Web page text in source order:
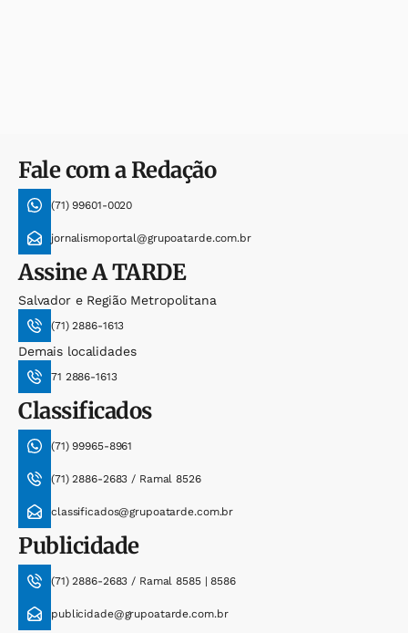
Fale com a Redação
(71) 99601-0020
jornalismoportal@grupoatarde.com.br
AssineA TARDE
Salvador e Região Metropolitana
(71) 2886-1613
Demais localidades
71 2886-1613
Classificados
(71) 99965-8961
(71) 2886-2683 / Ramal 8526
classificados@grupoatarde.com.br
Publicidade
(71) 2886-2683 / Ramal 8585 | 8586
publicidade@grupoatarde.com.br